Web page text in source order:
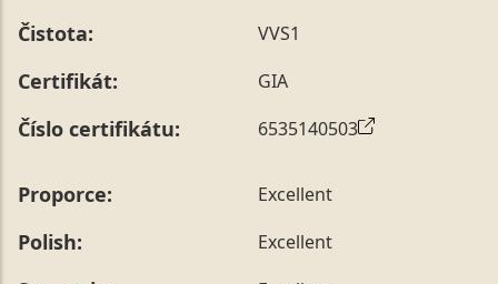
Čistota: VVS1
Certifikát: GIA
Číslo certifikátu: 6535140503
Proporce: Excellent
Polish: Excellent